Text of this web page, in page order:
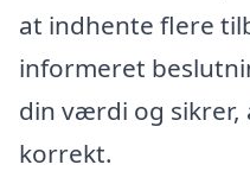
at indhente flere
informeret
din værdi og
korrekt.